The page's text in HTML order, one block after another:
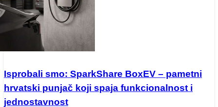
Isprobali smo: SparkShare BoxEV – pametni
hrvatski punjač koji spaja funkcionalnost i
jednostavnost